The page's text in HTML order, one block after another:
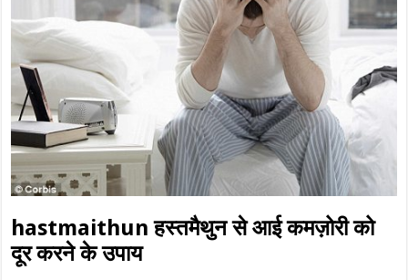
hastmaithun हस्तमैथुन से आई कमज़ोरी को
दूर करने के उपाय